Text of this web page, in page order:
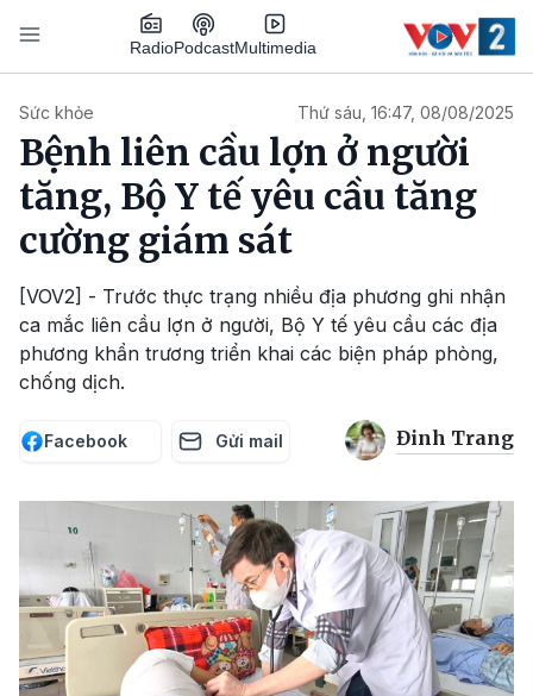
Nhảy đến nội dung
RadioPodcastMultimedia
Sức khỏe Thứ sáu, 16:47, 08/08/2025
Bệnh liên cầu lợn ở người
tăng, Bộ Y tế yêu cầu tăng
cường giám sát
[VOV2] - Trước thực trạng nhiều địa phương ghi nhận
ca mắc liên cầu lợn ở người, Bộ Y tế yêu cầu các địa
phương khẩn trương triển khai các biện pháp phòng,
chống dịch.
Facebook Gửi mail Đinh Trang